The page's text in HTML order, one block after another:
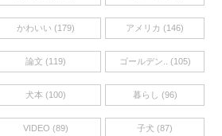
かわいい (179) アメリカ (146)
論文 (119) ゴールデン.. (105)
犬本 (100) 暮らし (96)
VIDEO (89) 子犬 (87)